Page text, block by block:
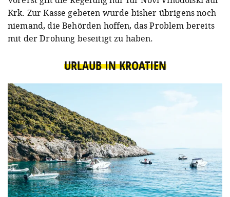
Krk. Zur Kasse gebeten wurde bisher übrigens noch
niemand, die Behörden hoffen, das Problem bereits
mit der Drohung beseitigt zu haben.
URLAUB IN KROATIEN